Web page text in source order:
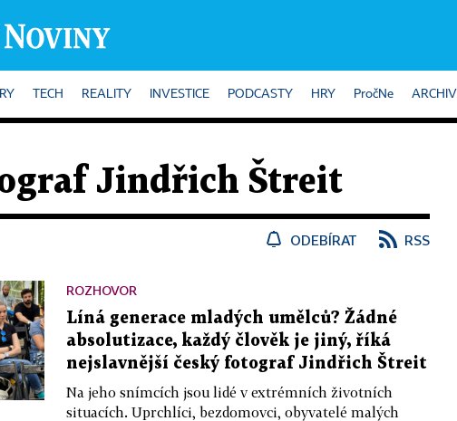
TECH REALITY INVESTICE PODCASTY HRY PročNe ARCHIV
Jindřich Štreit
ODEBÍRAT RSS
ROZHOVOR
Líná generace mladých umělců? Žádné
absolutizace, každý člověk je jiný, říká
nejslavnější český fotograf Jindřich Štreit
Na jeho snímcích jsou lidé v extrémních životních
situacích. Uprchlíci, bezdomovci, obyvatelé malých